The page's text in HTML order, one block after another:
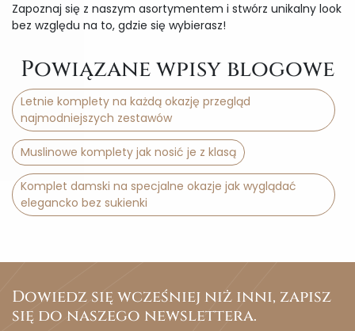
Zapoznaj się z naszym asortymentem i stwórz unikalny look
bez względu na to, gdzie się wybierasz!
Powiązane wpisy blogowe
Letnie komplety na każdą okazję przegląd
najmodniejszych zestawów
Muslinowe komplety jak nosić je z klasą
Komplet damski na specjalne okazje jak wyglądać
elegancko bez sukienki
Dowiedz się wcześniej niż inni, zapisz
się do naszego newslettera.